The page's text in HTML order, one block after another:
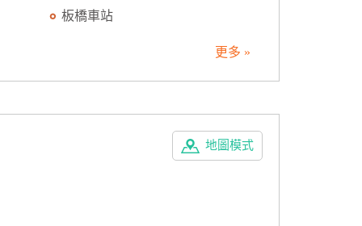
板橋車站
更多 »
地圖模式